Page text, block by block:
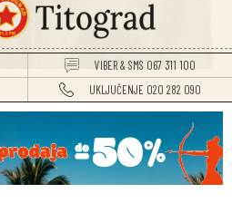
VIBER & SMS 067 311 100
UKLJUČENJE 020 282 090